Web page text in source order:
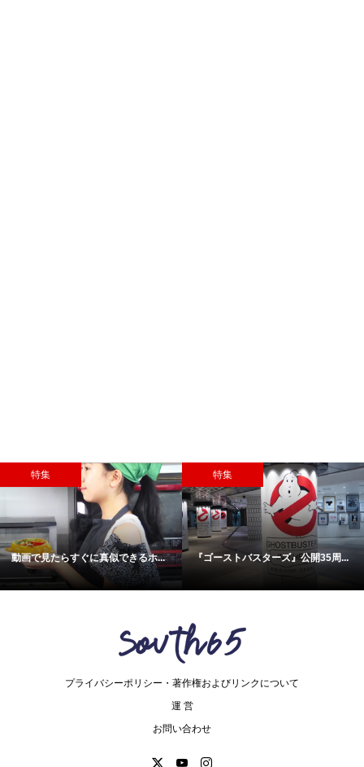
特集
動画で見たらすぐに真似できるホ...
特集
『ゴーストバスターズ』公開35周...
プライバシーポリシー・著作権およびリンクについて
運 営
お問い合わせ